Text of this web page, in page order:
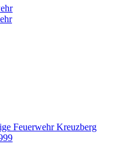
Feuerwehr Kreuzberg